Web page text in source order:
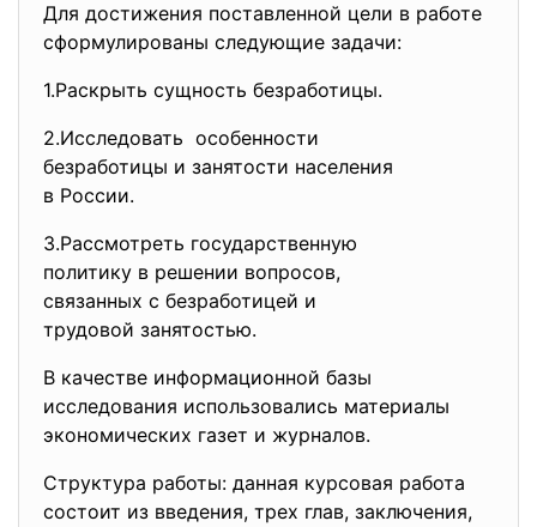
Для достижения поставленной цели в работе
сформулированы следующие задачи:
1.Раскрыть сущность безработицы.
2.Исследовать особенности
безработицы и занятости населения
в России.
3.Рассмотреть государственную
политику в решении вопросов,
связанных с безработицей и
трудовой занятостью.
В качестве информационной базы
исследования использовались материалы
экономических газет и журналов.
Структура работы: данная курсовая работа
состоит из введения, трех глав, заключения,